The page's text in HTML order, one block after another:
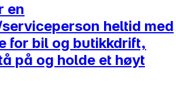
en
heltid med
for bil og butikkdrift,
på og holde et høyt